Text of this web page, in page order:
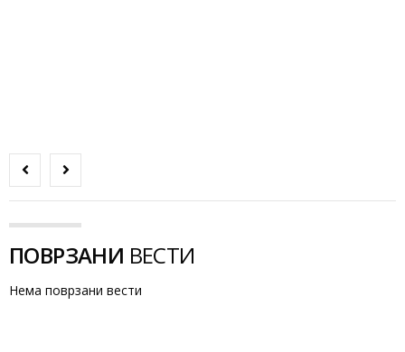
ПОВРЗАНИ ВЕСТИ
Нема поврзани вести